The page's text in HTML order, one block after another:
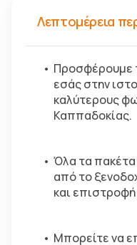
Λεπτομέρεια
Προσφέρουμε
εσάς στην
καλύτερους
Καππαδοκίας.
Όλα τα
από το
και
Μπορείτε να